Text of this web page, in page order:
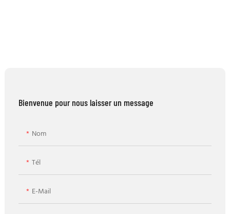
Bienvenue pour nous laisser un message
Nom
Tél
E-Mail